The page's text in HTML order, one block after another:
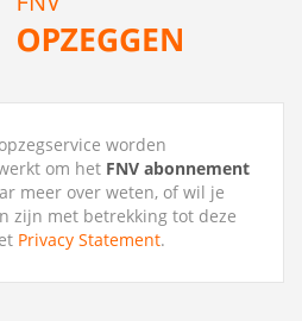
worden
om het FNV abonnement
meer over weten, of wil je
zijn met betrekking tot deze
Privacy Statement.